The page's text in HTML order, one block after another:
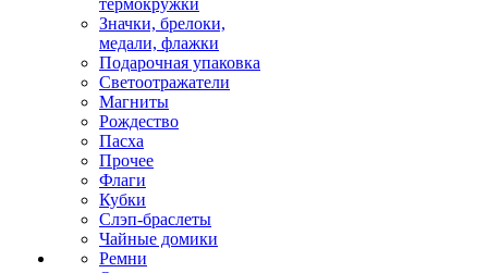
термокружки
Значки, брелоки,
медали, флажки
Подарочная упаковка
Светоотражатели
Магниты
Рождество
Пасха
Прочее
Флаги
Кубки
Слэп-браслеты
Чайные домики
Ремни